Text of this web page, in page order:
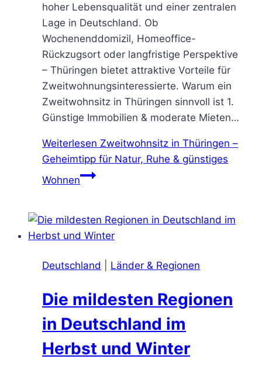
hoher Lebensqualität und einer zentralen
Lage in Deutschland. Ob
Wochenenddomizil, Homeoffice-
Rückzugsort oder langfristige Perspektive
– Thüringen bietet attraktive Vorteile für
Zweitwohnungsinteressierte. Warum ein
Zweitwohnsitz in Thüringen sinnvoll ist 1.
Günstige Immobilien & moderate Mieten…
Weiterlesen Zweitwohnsitz in Thüringen –
Geheimtipp für Natur, Ruhe & günstiges
Wohnen
Deutschland Länder & Regionen
Die mildesten Regionen
in Deutschland im
Herbst und Winter